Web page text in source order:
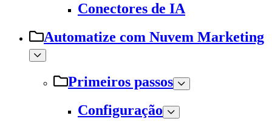
Conectores de IA
Automatize com Nuvem Marketing
Primeiros passos
Configuração